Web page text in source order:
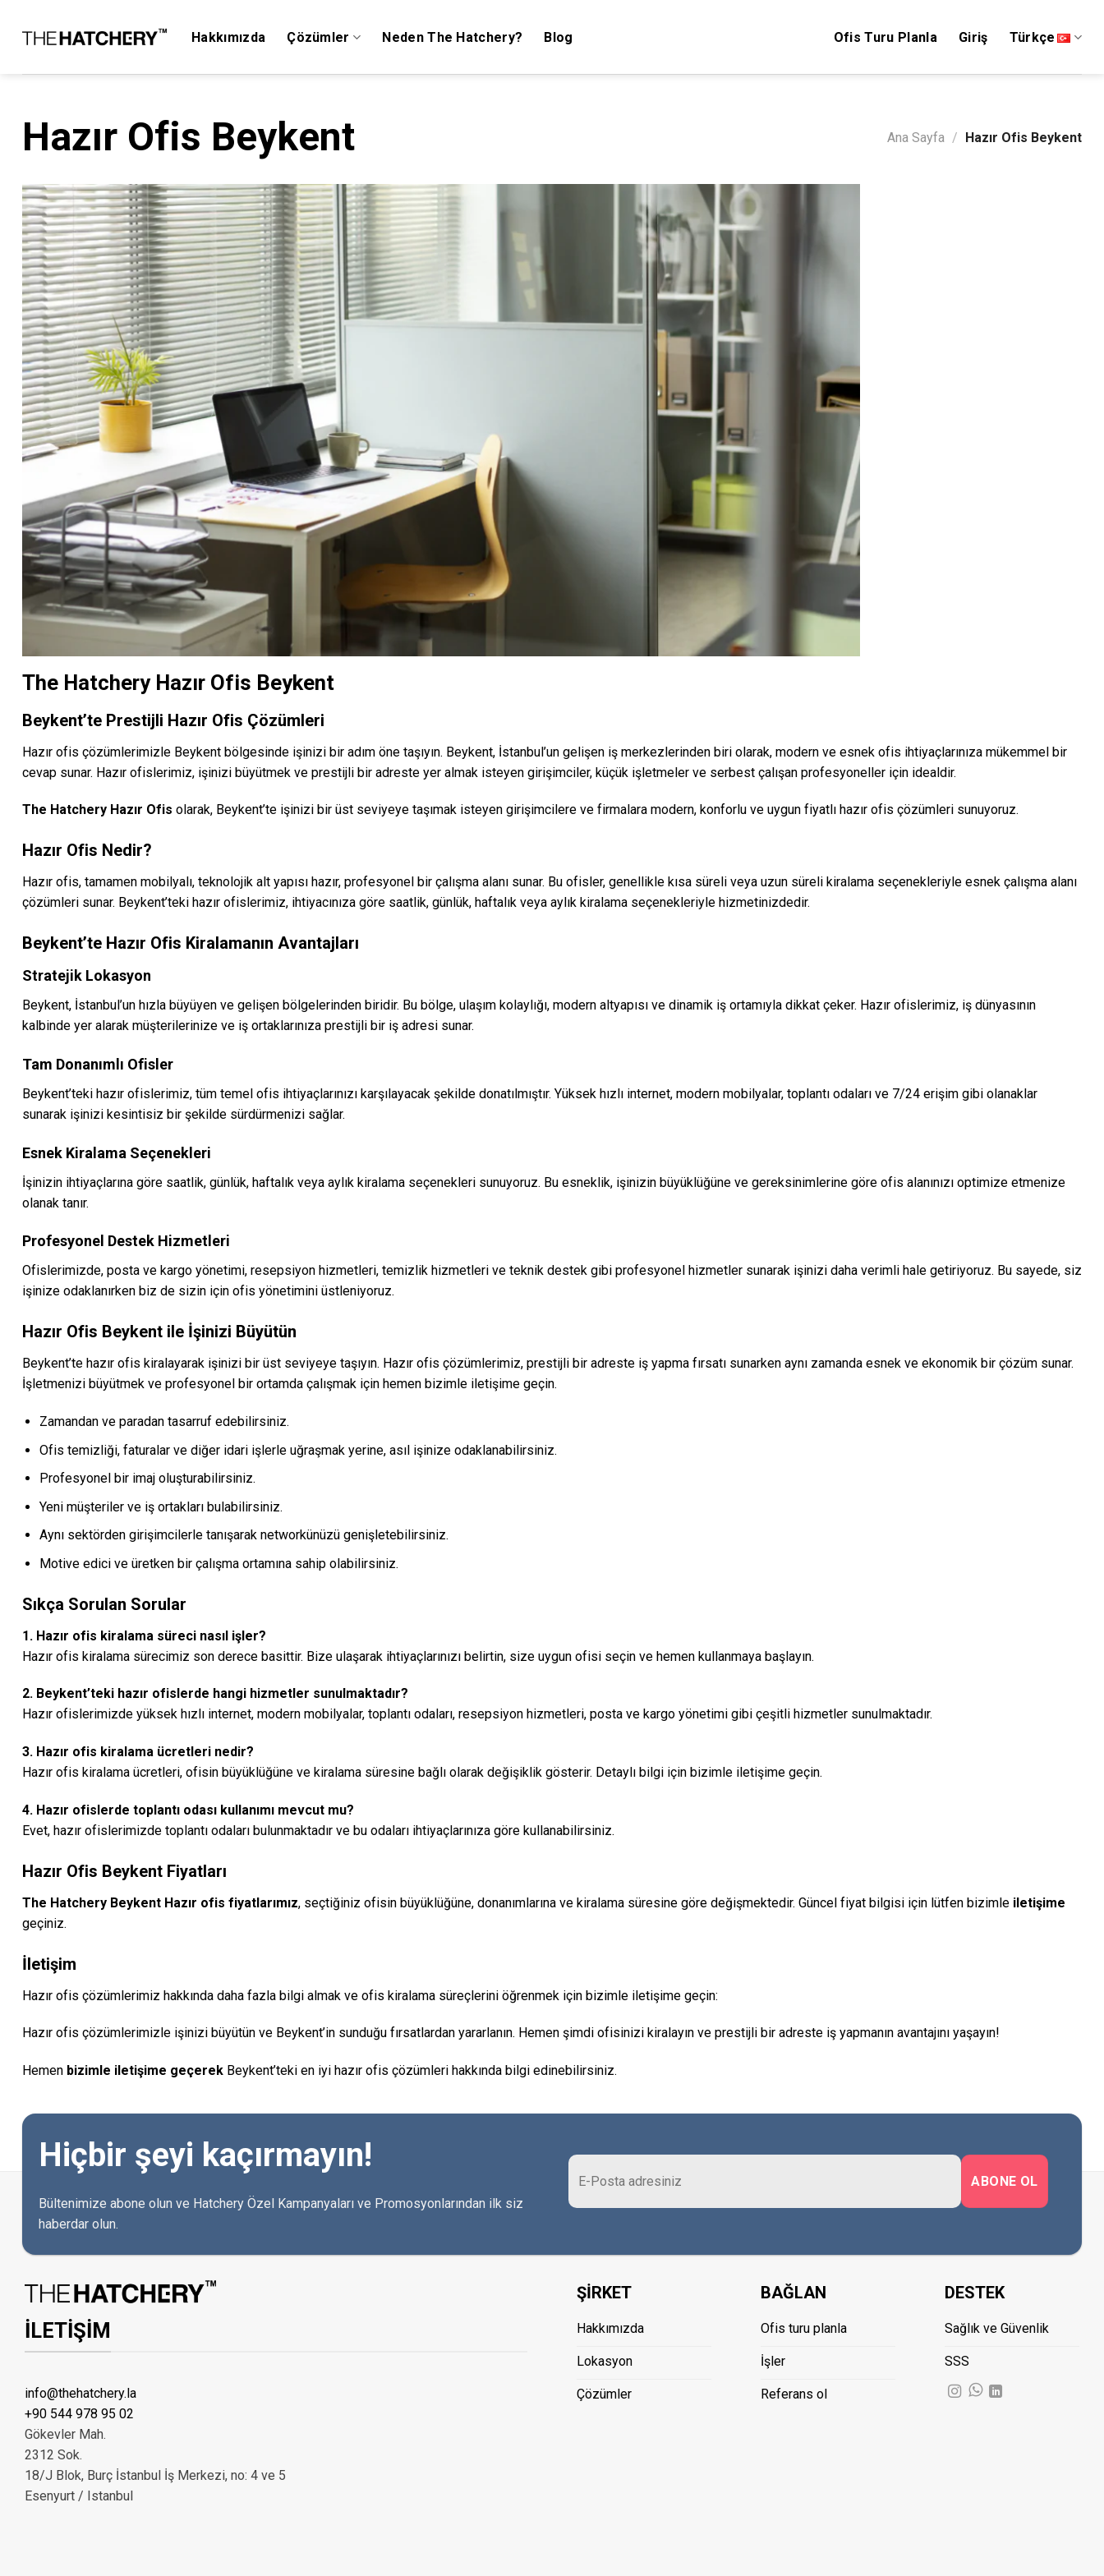
content
Hakkımızda Çözümler Neden The Hatchery? Blog Ofis Turu Planla Giriş Türkçe
Hazır Ofis Beykent Ana Sayfa / Hazır Ofis Beykent
The Hatchery Hazır Ofis Beykent
Beykent’te Prestijli Hazır Ofis Çözümleri
Hazır ofis çözümlerimizle Beykent bölgesinde işinizi bir adım öne taşıyın. Beykent, İstanbul’un gelişen iş merkezlerinden biri olarak, modern ve esnek ofis ihtiyaçlarınıza mükemmel bir
cevap sunar. Hazır ofislerimiz, işinizi büyütmek ve prestijli bir adreste yer almak isteyen girişimciler, küçük işletmeler ve serbest çalışan profesyoneller için idealdir.
The Hatchery Hazır Ofis olarak, Beykent’te işinizi bir üst seviyeye taşımak isteyen girişimcilere ve firmalara modern, konforlu ve uygun fiyatlı hazır ofis çözümleri sunuyoruz.
Hazır Ofis Nedir?
Hazır ofis, tamamen mobilyalı, teknolojik alt yapısı hazır, profesyonel bir çalışma alanı sunar. Bu ofisler, genellikle kısa süreli veya uzun süreli kiralama seçenekleriyle esnek çalışma alanı
çözümleri sunar. Beykent’teki hazır ofislerimiz, ihtiyacınıza göre saatlik, günlük, haftalık veya aylık kiralama seçenekleriyle hizmetinizdedir.
Beykent’te Hazır Ofis Kiralamanın Avantajları
Stratejik Lokasyon
Beykent, İstanbul’un hızla büyüyen ve gelişen bölgelerinden biridir. Bu bölge, ulaşım kolaylığı, modern altyapısı ve dinamik iş ortamıyla dikkat çeker. Hazır ofislerimiz, iş dünyasının
kalbinde yer alarak müşterilerinize ve iş ortaklarınıza prestijli bir iş adresi sunar.
Tam Donanımlı Ofisler
Beykent’teki hazır ofislerimiz, tüm temel ofis ihtiyaçlarınızı karşılayacak şekilde donatılmıştır. Yüksek hızlı internet, modern mobilyalar, toplantı odaları ve 7/24 erişim gibi olanaklar
sunarak işinizi kesintisiz bir şekilde sürdürmenizi sağlar.
Esnek Kiralama Seçenekleri
İşinizin ihtiyaçlarına göre saatlik, günlük, haftalık veya aylık kiralama seçenekleri sunuyoruz. Bu esneklik, işinizin büyüklüğüne ve gereksinimlerine göre ofis alanınızı optimize etmenize
olanak tanır.
Profesyonel Destek Hizmetleri
Ofislerimizde, posta ve kargo yönetimi, resepsiyon hizmetleri, temizlik hizmetleri ve teknik destek gibi profesyonel hizmetler sunarak işinizi daha verimli hale getiriyoruz. Bu sayede, siz
işinize odaklanırken biz de sizin için ofis yönetimini üstleniyoruz.
Hazır Ofis Beykent ile İşinizi Büyütün
Beykent’te hazır ofis kiralayarak işinizi bir üst seviyeye taşıyın. Hazır ofis çözümlerimiz, prestijli bir adreste iş yapma fırsatı sunarken aynı zamanda esnek ve ekonomik bir çözüm sunar.
İşletmenizi büyütmek ve profesyonel bir ortamda çalışmak için hemen bizimle iletişime geçin.
Zamandan ve paradan tasarruf edebilirsiniz.
Ofis temizliği, faturalar ve diğer idari işlerle uğraşmak yerine, asıl işinize odaklanabilirsiniz.
Profesyonel bir imaj oluşturabilirsiniz.
Yeni müşteriler ve iş ortakları bulabilirsiniz.
Aynı sektörden girişimcilerle tanışarak networkünüzü genişletebilirsiniz.
Motive edici ve üretken bir çalışma ortamına sahip olabilirsiniz.
Sıkça Sorulan Sorular
1. Hazır ofis kiralama süreci nasıl işler?
Hazır ofis kiralama sürecimiz son derece basittir. Bize ulaşarak ihtiyaçlarınızı belirtin, size uygun ofisi seçin ve hemen kullanmaya başlayın.
2. Beykent’teki hazır ofislerde hangi hizmetler sunulmaktadır?
Hazır ofislerimizde yüksek hızlı internet, modern mobilyalar, toplantı odaları, resepsiyon hizmetleri, posta ve kargo yönetimi gibi çeşitli hizmetler sunulmaktadır.
3. Hazır ofis kiralama ücretleri nedir?
Hazır ofis kiralama ücretleri, ofisin büyüklüğüne ve kiralama süresine bağlı olarak değişiklik gösterir. Detaylı bilgi için bizimle iletişime geçin.
4. Hazır ofislerde toplantı odası kullanımı mevcut mu?
Evet, hazır ofislerimizde toplantı odaları bulunmaktadır ve bu odaları ihtiyaçlarınıza göre kullanabilirsiniz.
Hazır Ofis Beykent Fiyatları
The Hatchery Beykent Hazır ofis fiyatlarımız, seçtiğiniz ofisin büyüklüğüne, donanımlarına ve kiralama süresine göre değişmektedir. Güncel fiyat bilgisi için lütfen bizimle iletişime
geçiniz.
İletişim
Hazır ofis çözümlerimiz hakkında daha fazla bilgi almak ve ofis kiralama süreçlerini öğrenmek için bizimle iletişime geçin:
Hazır ofis çözümlerimizle işinizi büyütün ve Beykent’in sunduğu fırsatlardan yararlanın. Hemen şimdi ofisinizi kiralayın ve prestijli bir adreste iş yapmanın avantajını yaşayın!
Hemen bizimle iletişime geçerek Beykent’teki en iyi hazır ofis çözümleri hakkında bilgi edinebilirsiniz.
Hiçbir şeyi kaçırmayın!
Bültenimize abone olun ve Hatchery Özel Kampanyaları ve Promosyonlarından ilk siz
haberdar olun.
İLETİŞİM
info@thehatchery.la
+90 544 978 95 02
Gökevler Mah.
2312 Sok.
18/J Blok, Burç İstanbul İş Merkezi, no: 4 ve 5
Esenyurt / Istanbul
ŞİRKET
Hakkımızda
Lokasyon
Çözümler
BAĞLAN
Ofis turu planla
İşler
Referans ol
DESTEK
Sağlık ve Güvenlik
SSS